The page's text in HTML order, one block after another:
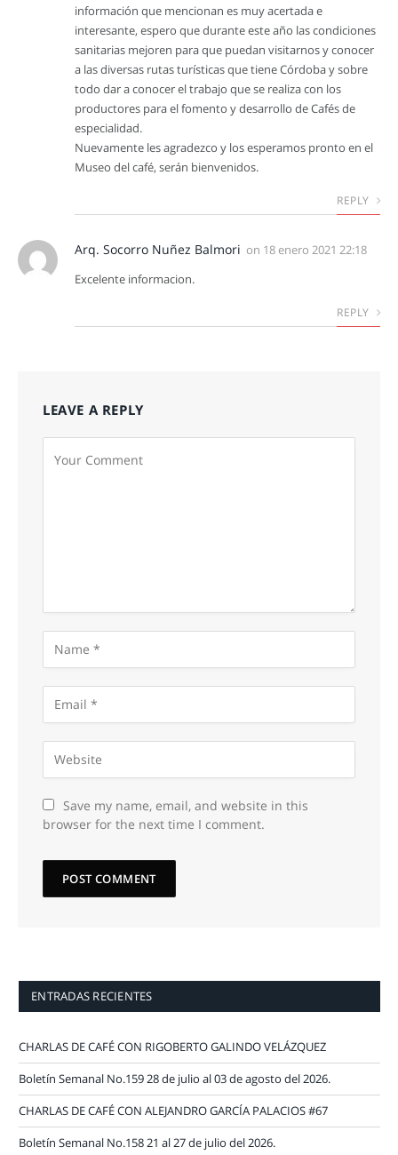
información que mencionan es muy acertada e
interesante, espero que durante este año las condiciones
sanitarias mejoren para que puedan visitarnos y conocer
a las diversas rutas turísticas que tiene Córdoba y sobre
todo dar a conocer el trabajo que se realiza con los
productores para el fomento y desarrollo de Cafés de
especialidad.
Nuevamente les agradezco y los esperamos pronto en el
Museo del café, serán bienvenidos.
REPLY
Arq. Socorro Nuñez Balmori on 18 enero 2021 22:18
Excelente informacion.
REPLY
LEAVE A REPLY
Save my name, email, and website in this
browser for the next time I comment.
ENTRADAS RECIENTES
CHARLAS DE CAFÉ CON RIGOBERTO GALINDO VELÁZQUEZ
Boletín Semanal No.159 28 de julio al 03 de agosto del 2026.
CHARLAS DE CAFÉ CON ALEJANDRO GARCÍA PALACIOS #67
Boletín Semanal No.158 21 al 27 de julio del 2026.